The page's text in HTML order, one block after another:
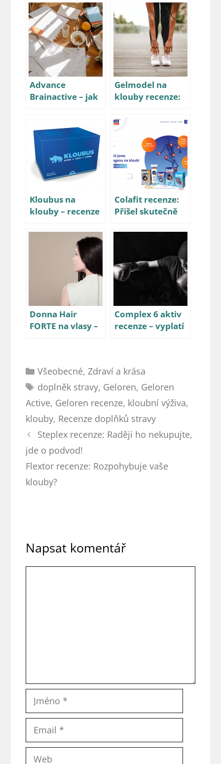
ho prozkoumali,
má účinek?
koně a psy!
Advance
Brainactive – jak
recenzi
Gelmodel na
klouby recenze:
zkušenosti?
Kloubus na
klouby – recenze
Colafit recenze:
Přišel skutečně
kloub?
Donna Hair
FORTE na vlasy –
Complex 6 aktiv
recenze – vyplatí
Rubriky
Všeobecné,Zdraví a krása
Štítky
doplněk stravy, Geloren, Geloren
Active, Geloren recenze, kloubní výživa,
klouby, Recenze doplňků stravy
Navigace
příspěvků
Steplex recenze: Raději ho nekupujte,
jde o podvod!
Flextor recenze: Rozpohybuje vaše
klouby?
Napsat komentář
Jméno
Email
Web